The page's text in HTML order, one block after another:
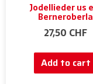
Jodellieder us
Berneroberla
27,50 CHF
Add to cart